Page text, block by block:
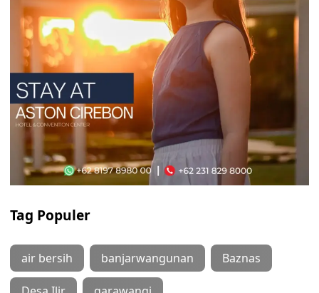
Tag Populer
air bersih banjarwangunan Baznas